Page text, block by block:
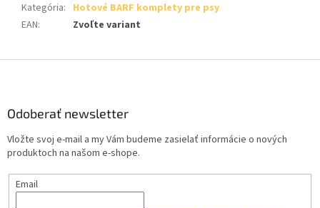
Kategória: Hotové BARF komplety pre psy
EAN: Zvoľte variant
Odoberať newsletter
Vložte svoj e-mail a my Vám budeme zasielať informácie o nových
produktoch na našom e-shope.
Email